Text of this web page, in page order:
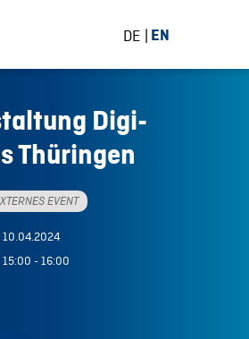
DE EN
Digi-
Thüringen
EVENT
10.04.2024
15:00 - 16:00